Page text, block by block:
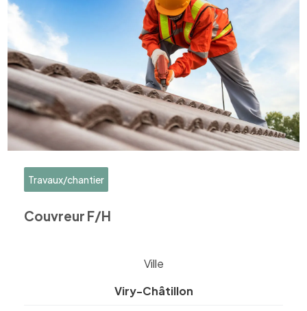
Travaux/chantier
Couvreur F/H
Ville
Viry-Châtillon